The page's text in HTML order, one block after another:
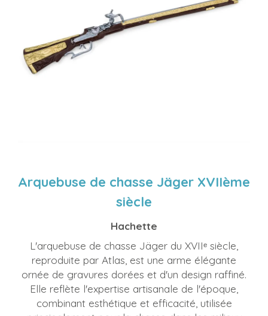
Arquebuse de chasse Jäger XVIIème
siècle
Hachette
L'arquebuse de chasse Jäger du XVIIᵉ siècle,
reproduite par Atlas, est une arme élégante
ornée de gravures dorées et d'un design raffiné.
Elle reflète l'expertise artisanale de l'époque,
combinant esthétique et efficacité, utilisée